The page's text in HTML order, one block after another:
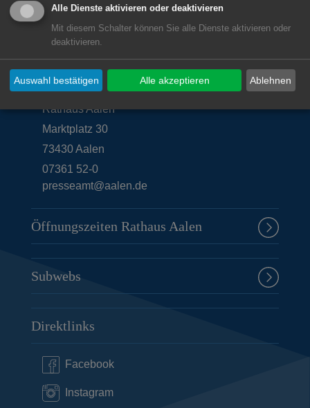
Unsere Anschrift
Rathaus Aalen
Marktplatz 30
73430Aalen
07361 52-0
presseamt@aalen.de
Öffnungszeiten Rathaus Aalen
Subwebs
Direktlinks
Facebook
Instagram
Alle Dienste aktivieren oder deaktivieren
Mit diesem Schalter können Sie alle Dienste aktivieren oder
deaktivieren.
Ablehnen
Auswahl bestätigen Alle akzeptieren